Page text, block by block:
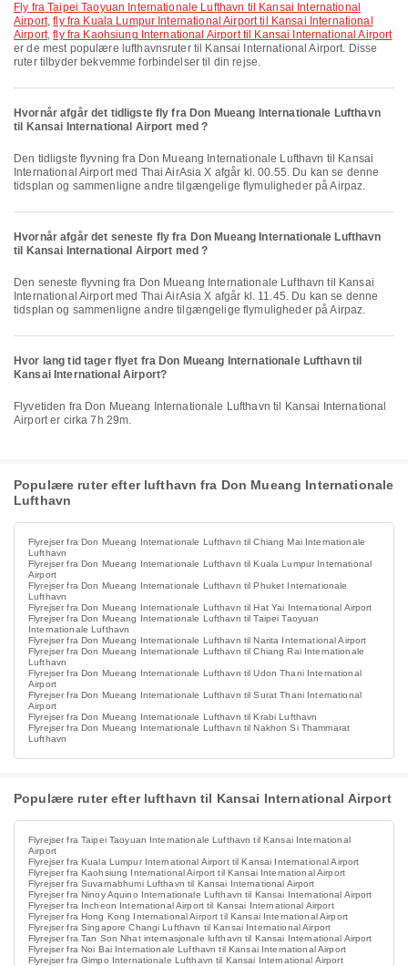
fly fra Taipei Taoyuan Internationale Lufthavn til Kansai International
Airport,fly fra Kuala Lumpur International Airport til Kansai International
Airport,fly fra Kaohsiung International Airport til Kansai International Airport
er de mest populære lufthavnsruter til Kansai International Airport. Disse
ruter tilbyder bekvemme forbindelser til din rejse.
Hvornår afgår det tidligste fly fra Don Mueang Internationale Lufthavn
til Kansai International Airport med ?
Den tidligste flyvning fra Don Mueang Internationale Lufthavn til Kansai
International Airport med Thai AirAsia X afgår kl. 00.55. Du kan se denne
tidsplan og sammenligne andre tilgængelige flymuligheder på Airpaz.
Hvornår afgår det seneste fly fra Don Mueang Internationale Lufthavn
til Kansai International Airport med ?
Den seneste flyvning fra Don Mueang Internationale Lufthavn til Kansai
International Airport med Thai AirAsia X afgår kl. 11.45. Du kan se denne
tidsplan og sammenligne andre tilgængelige flymuligheder på Airpaz.
Hvor lang tid tager flyet fra Don Mueang Internationale Lufthavn til
Kansai International Airport?
Flyvetiden fra Don Mueang Internationale Lufthavn til Kansai International
Airport er cirka 7h 29m.
Populære ruter efter lufthavn fra Don Mueang Internationale
Lufthavn
Flyrejser fra Don Mueang Internationale Lufthavn til Chiang Mai Internationale
Lufthavn
Flyrejser fra Don Mueang Internationale Lufthavn til Kuala Lumpur International
Airport
Flyrejser fra Don Mueang Internationale Lufthavn til Phuket Internationale
Lufthavn
Flyrejser fra Don Mueang Internationale Lufthavn til Hat Yai International Airport
Flyrejser fra Don Mueang Internationale Lufthavn til Taipei Taoyuan
Internationale Lufthavn
Flyrejser fra Don Mueang Internationale Lufthavn til Narita International Airport
Flyrejser fra Don Mueang Internationale Lufthavn til Chiang Rai Internationale
Lufthavn
Flyrejser fra Don Mueang Internationale Lufthavn til Udon Thani International
Airport
Flyrejser fra Don Mueang Internationale Lufthavn til Surat Thani International
Airport
Flyrejser fra Don Mueang Internationale Lufthavn til Krabi Lufthavn
Flyrejser fra Don Mueang Internationale Lufthavn til Nakhon Si Thammarat
Lufthavn
Populære ruter efter lufthavn til Kansai International Airport
Flyrejser fra Taipei Taoyuan Internationale Lufthavn til Kansai International
Airport
Flyrejser fra Kuala Lumpur International Airport til Kansai International Airport
Flyrejser fra Kaohsiung International Airport til Kansai International Airport
Flyrejser fra Suvarnabhumi Lufthavn til Kansai International Airport
Flyrejser fra Ninoy Aquino Internationale Lufthavn til Kansai International Airport
Flyrejser fra Incheon International Airport til Kansai International Airport
Flyrejser fra Hong Kong International Airport til Kansai International Airport
Flyrejser fra Singapore Changi Lufthavn til Kansai International Airport
Flyrejser fra Tan Son Nhat internasjonale lufthavn til Kansai International Airport
Flyrejser fra Noi Bai Internationale Lufthavn til Kansai International Airport
Flyrejser fra Gimpo Internationale Lufthavn til Kansai International Airport